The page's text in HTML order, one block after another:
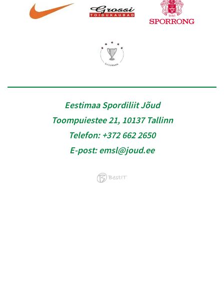
Eestimaa Spordiliit Jõud
Toompuiestee 21, 10137 Tallinn
Telefon: +372 662 2650
E-post:emsl@joud.ee